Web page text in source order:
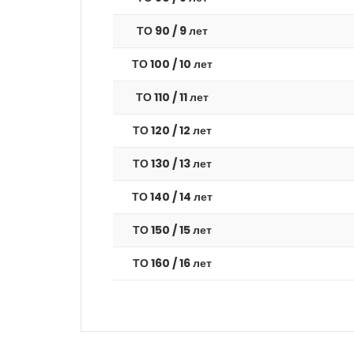
ТО 90 / 9 лет
ТО 100 / 10 лет
ТО 110 / 11 лет
ТО 120 / 12 лет
ТО 130 / 13 лет
ТО 140 / 14 лет
ТО 150 / 15 лет
ТО 160 / 16 лет